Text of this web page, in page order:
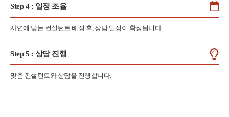
Step 4: 일정 조율
사연에 맞는 컨설턴트 배정 후, 상담 일정이 확정됩니다.
Step 5 : 상담 진행
맞춤 컨설턴트와 상담을 진행합니다.